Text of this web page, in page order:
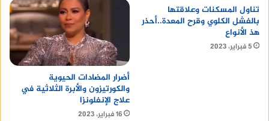
اعرف عنcocker spaniel puppy
تناول المسكنات وعلاقتها
بالفشل الكلوي وقرح المعدة..أحذر
هذ الأنواع
5 فبراير، 2023
أضرار المضادات الحيوية
والكورتيزون والأبرة الثلاثية في
علاج الإنفلونزا
16 فبراير، 2023